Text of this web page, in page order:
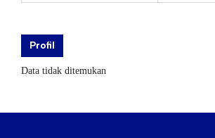
Profil
Data tidak ditemukan